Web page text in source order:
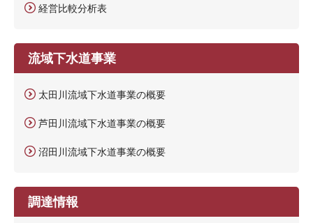
経営比較分析表
流域下水道事業
太田川流域下水道事業の概要
芦田川流域下水道事業の概要
沼田川流域下水道事業の概要
調達情報